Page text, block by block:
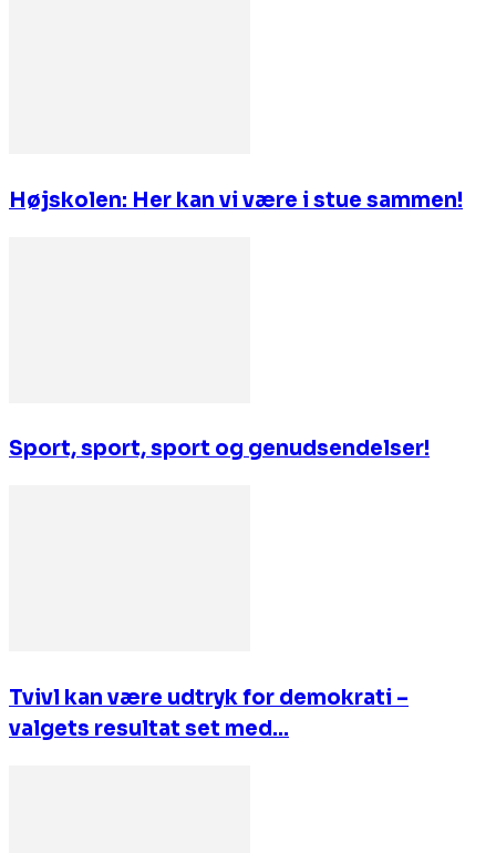
Højskolen: Her kan vi være i stue sammen!
Sport, sport, sport og genudsendelser!
Tvivl kan være udtryk for demokrati –
valgets resultat set med...